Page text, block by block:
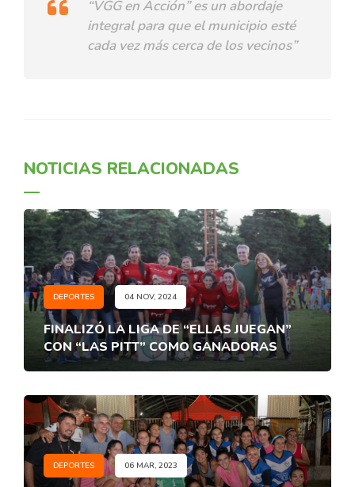
“VGG en Acción” es un abordaje
integral para que el municipio esté
cada vez más cerca de los vecinos”
NOTICIAS RELACIONADAS
DEPORTES 04 NOV, 2024
FINALIZÓ LA LIGA DE “ELLAS JUEGAN”
CON “LAS PITT” COMO GANADORAS
DEPORTES 06 MAR, 2023